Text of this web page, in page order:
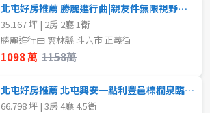
~ 樓
1房
11~20樓 北屯好房推薦 勝麗進行曲|親友件無限視野次頂樓2房平車
35.167 坪 | 2房 2廳 1衛
勝麗進行曲 雲林縣 斗六市 正義街
1098 萬 1158萬
北屯好房推薦 北屯興安一點利豐邑棕櫚泉臨路透店
66.798 坪 | 3房 4廳 4.5衛